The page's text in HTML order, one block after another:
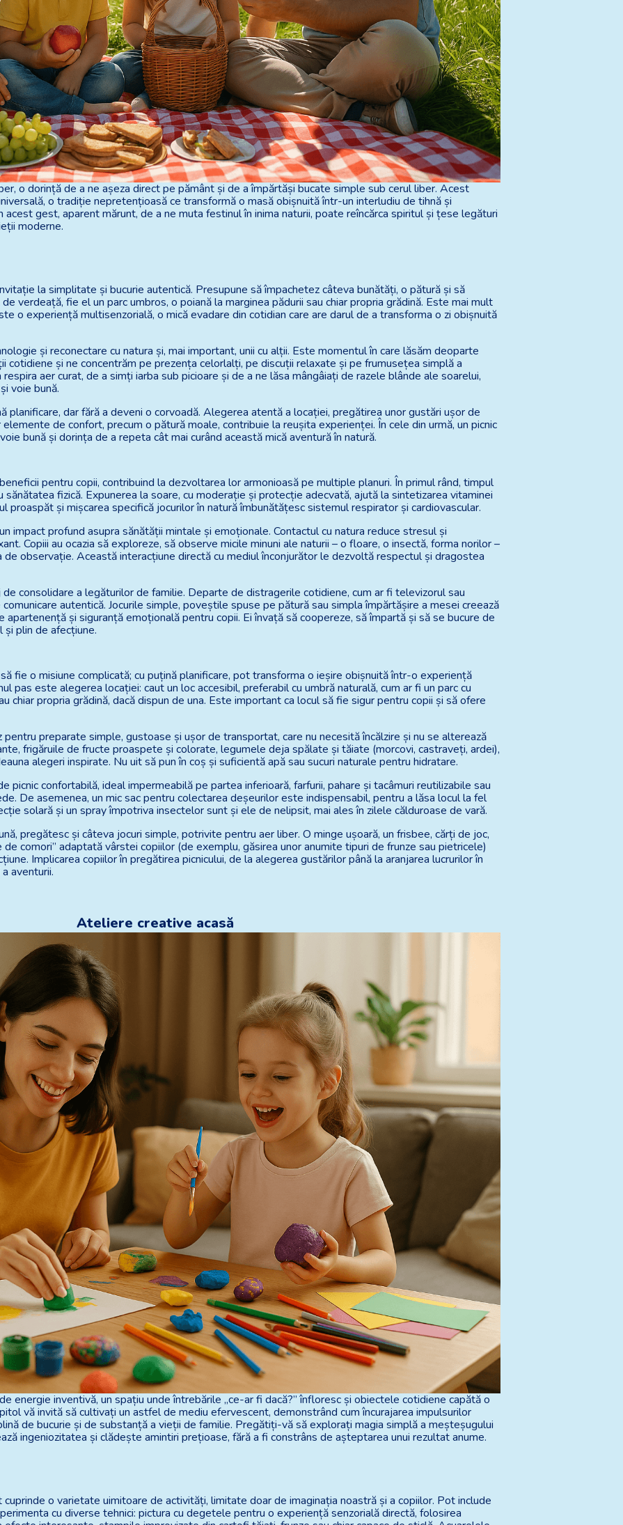
o dorință de a ne așeza direct pe pământ și de a împărtăși bucate simple sub cerul liber. Acest
o tradiție nepretențioasă ce transformă o masă obișnuită într-un interludiu de tihnă și
gest, aparent mărunt, de a ne muta festinul în inima naturii, poate reîncărca spiritul și țese legături
moderne.
la simplitate și bucurie autentică. Presupune să împachetez câteva bunătăți, o pătură și să
verdeață, fie el un parc umbros, o poiană la marginea pădurii sau chiar propria grădină. Este mai mult
o experiență multisenzorială, o mică evadare din cotidian care are darul de a transforma o zi obișnuită
și reconectare cu natura și, mai important, unii cu alții. Este momentul în care lăsăm deoparte
cotidiene și ne concentrăm pe prezența celorlalți, pe discuții relaxate și pe frumusețea simplă a
aer curat, de a simți iarba sub picioare și de a ne lăsa mângâiați de razele blânde ale soarelui,
voie bună.
planificare, dar fără a deveni o corvoadă. Alegerea atentă a locației, pregătirea unor gustări ușor de
de confort, precum o pătură moale, contribuie la reușita experienței. În cele din urmă, un picnic
bună și dorința de a repeta cât mai curând această mică aventură în natură.
pentru copii, contribuind la dezvoltarea lor armonioasă pe multiple planuri. În primul rând, timpul
fizică. Expunerea la soare, cu moderație și protecție adecvată, ajută la sintetizarea vitaminei
proaspăt și mișcarea specifică jocurilor în natură îmbunătățesc sistemul respirator și cardiovascular.
impact profund asupra sănătății mintale și emoționale. Contactul cu natura reduce stresul și
Copiii au ocazia să exploreze, să observe micile minuni ale naturii – o floare, o insectă, forma norilor –
observație. Această interacțiune directă cu mediul înconjurător le dezvoltă respectul și dragostea
consolidare a legăturilor de familie. Departe de distragerile cotidiene, cum ar fi televizorul sau
autentică. Jocurile simple, poveștile spuse pe pătură sau simpla împărtășire a mesei creează
și siguranță emoțională pentru copii. Ei învață să coopereze, să împartă și să se bucure de
și plin de afecțiune.
fie o misiune complicată; cu puțină planificare, pot transforma o ieșire obișnuită într-o experiență
pas este alegerea locației: caut un loc accesibil, preferabil cu umbră naturală, cum ar fi un parc cu
chiar propria grădină, dacă dispun de una. Este important ca locul să fie sigur pentru copii și să ofere
preparate simple, gustoase și ușor de transportat, care nu necesită încălzire și nu se alterează
frigăruile de fructe proaspete și colorate, legumele deja spălate și tăiate (morcovi, castraveți, ardei),
alegeri inspirate. Nu uit să pun în coș și suficientă apă sau sucuri naturale pentru hidratare.
picnic confortabilă, ideal impermeabilă pe partea inferioară, farfurii, pahare și tacâmuri reutilizabile sau
De asemenea, un mic sac pentru colectarea deșeurilor este indispensabil, pentru a lăsa locul la fel
solară și un spray împotriva insectelor sunt și ele de nelipsit, mai ales în zilele călduroase de vară.
pregătesc și câteva jocuri simple, potrivite pentru aer liber. O minge ușoară, un frisbee, cărți de joc,
de comori” adaptată vârstei copiilor (de exemplu, găsirea unor anumite tipuri de frunze sau pietricele)
Implicarea copiilor în pregătirea picnicului, de la alegerea gustărilor până la aranjarea lucrurilor în
aventurii.
Ateliere creative acasă
energie inventivă, un spațiu unde întrebările „ce-ar fi dacă?” înfloresc și obiectele cotidiene capătă o
vă invită să cultivați un astfel de mediu efervescent, demonstrând cum încurajarea impulsurilor
de bucurie și de substanță a vieții de familie. Pregătiți-vă să explorați magia simplă a meșteșugului
ingeniozitatea și clădește amintiri prețioase, fără a fi constrâns de așteptarea unui rezultat anume.
o varietate uimitoare de activități, limitate doar de imaginația noastră și a copiilor. Pot include
cu diverse tehnici: pictura cu degetele pentru o experiență senzorială directă, folosirea